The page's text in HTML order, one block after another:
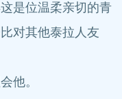
是位温柔亲切的青
对其他泰拉人友
他。